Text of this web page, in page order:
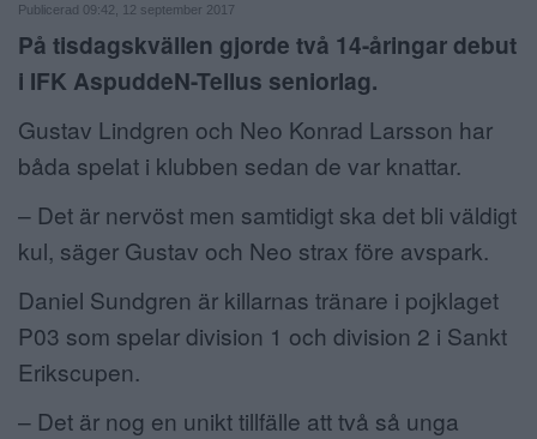
NÄRINGSLIV
MER
Publicerad 09:42, 12 september 2017
På tisdagskvällen gjorde två 14-åringar debut
i IFK AspuddeN-Tellus seniorlag.
Gustav Lindgren och Neo Konrad Larsson har
båda spelat i klubben sedan de var knattar.
– Det är nervöst men samtidigt ska det bli väldigt
kul, säger Gustav och Neo strax före avspark.
Daniel Sundgren är killarnas tränare i pojklaget
P03 som spelar division 1 och division 2 i Sankt
Erikscupen.
– Det är nog en unikt tillfälle att två så unga